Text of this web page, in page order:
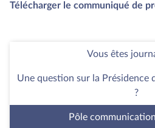
Télécharger le communiqué de
Vous êtes
Une question sur la Présidence
?
Pôle